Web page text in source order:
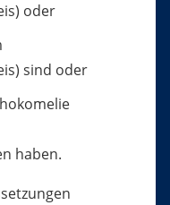
oder
sind oder
haben.